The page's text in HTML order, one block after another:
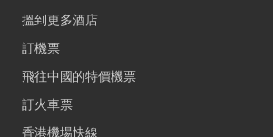
搵到更多酒店
訂機票
飛往中國的特價機票
訂火車票
香港機場快線